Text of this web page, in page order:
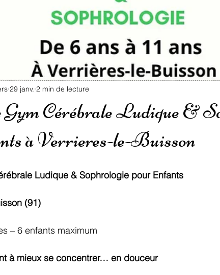
Cérébrale Ludique &
à Verrieres-le-Buisson
29 janv. 2 min de lecture
Ludique & Sophrologie pour Enfants
(91)
– 6 enfants maximum
à mieux se concentrer… en douceur